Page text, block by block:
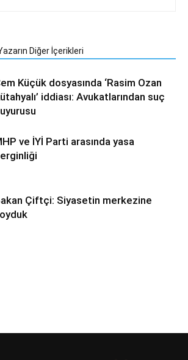
Diğer İçerikleri
Küçük dosyasında ‘Rasim Ozan
iddiası: Avukatlarından suç
ve İYİ Parti arasında yasa
Çiftçi: Siyasetin merkezine